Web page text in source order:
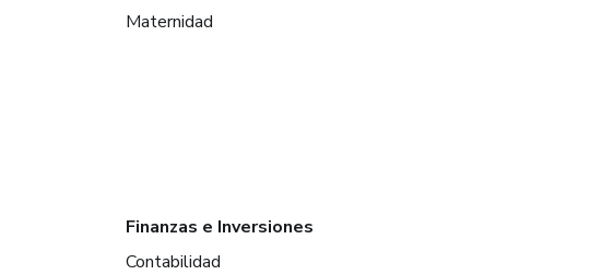
Maternidad
Finanzas e Inversiones
Contabilidad